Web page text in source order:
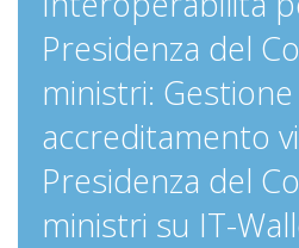
Presidenza del
ministri: Gestione
accreditamento
Presidenza del
ministri su IT-